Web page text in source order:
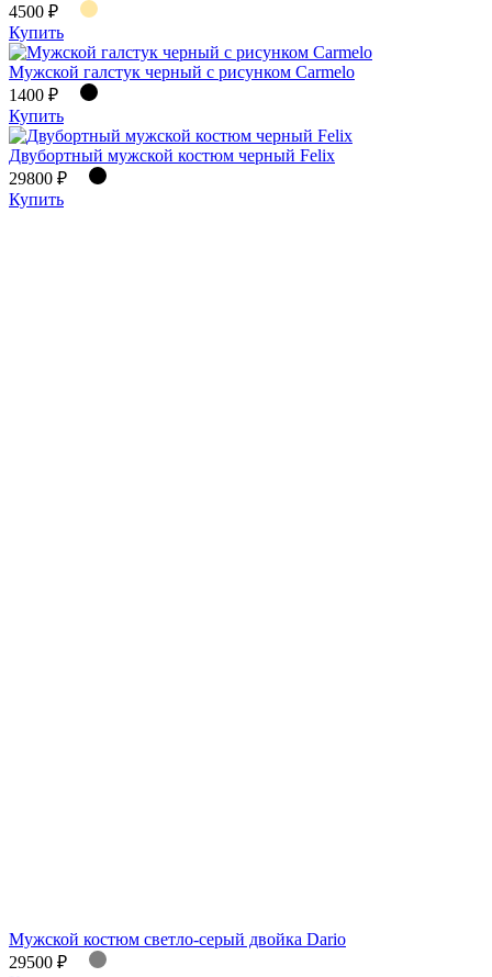
4500 ₽
Купить
Мужской галстук черный с рисунком Carmelo
1400 ₽
Купить
Двубортный мужской костюм черный Felix
29800 ₽
Купить
Мужской костюм светло-серый двойка Dario
29500 ₽